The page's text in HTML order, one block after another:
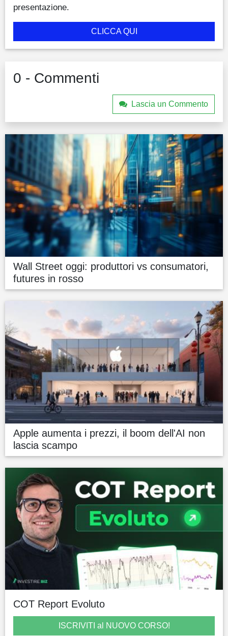
presentazione.
CLICCA QUI
0 - Commenti
Lascia un Commento
Wall Street oggi: produttori vs consumatori,
futures in rosso
Apple aumenta i prezzi, il boom dell'AI non
lascia scampo
COT Report Evoluto
ISCRIVITI al NUOVO CORSO!